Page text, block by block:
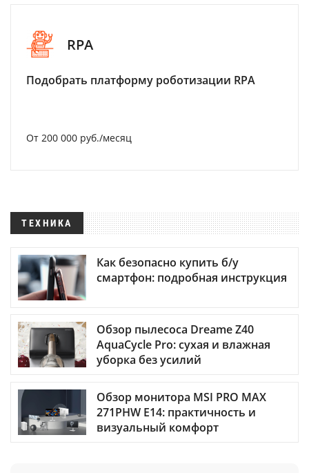
RPA
Подобрать платформу роботизации RPA
От 200 000 руб./месяц
ТЕХНИКА
Как безопасно купить б/у
смартфон: подробная инструкция
Обзор пылесоса Dreame Z40
AquaCycle Pro: сухая и влажная
уборка без усилий
Обзор монитора MSI PRO MAX
271PHW E14: практичность и
визуальный комфорт